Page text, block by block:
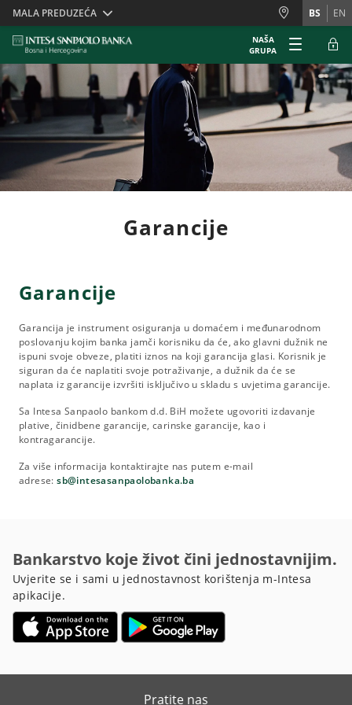
Skiplinks
MALA PREDUZEĆA BS EN
NAŠA
GRUPA
Garancije
Garancije
Garancija je instrument osiguranja u domaćem i međunarodnom
poslovanju kojim banka jamči korisniku da će, ako glavni dužnik ne
ispuni svoje obveze, platiti iznos na koji garancija glasi. Korisnik je
siguran da će naplatiti svoje potraživanje, a dužnik da će se
naplata iz garancije izvršiti isključivo u skladu s uvjetima garancije.
Sa Intesa Sanpaolo bankom d.d. BiH možete ugovoriti izdavanje
plative, činidbene garancije, carinske garancije, kao i
kontragarancije.
Za više informacija kontaktirajte nas putem e-mail
adrese:sb@intesasanpaolobanka.ba
Bankarstvo koje život čini jednostavnijim.
Uvjerite se i sami u jednostavnost korištenja m-Intesa
apikacije.
Pratite nas